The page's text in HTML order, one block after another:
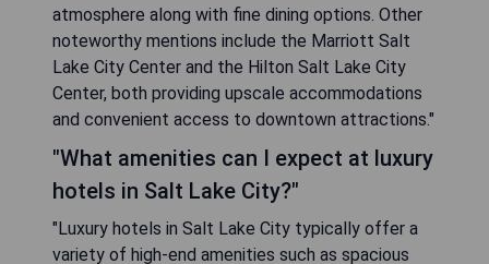
atmosphere along with fine dining options. Other
noteworthy mentions include the Marriott Salt
Lake City Center and the Hilton Salt Lake City
Center, both providing upscale accommodations
and convenient access to downtown attractions."
"What amenities can I expect at luxury
hotels in Salt Lake City?"
"Luxury hotels in Salt Lake City typically offer a
variety of high-end amenities such as spacious